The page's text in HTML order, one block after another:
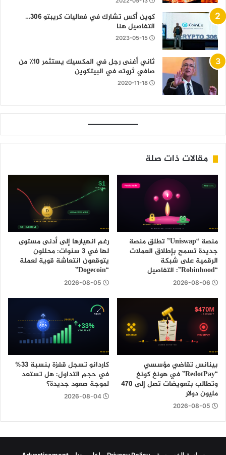
كوين أكس تشارك في فعاليات كريبتو 306…
التفاصيل هنا
2023-05-15
ثاني أغنى رجل في المكسيك يستثمر 10٪ من
صافي ثروته في البيتكوين
2020-11-18
مقالات ذات صلة
منصة “Uniswap” تطلق منصة
جديدة تسمح بإطلاق العملات
الرقمية على شبكة
“Robinhood”: التفاصيل
2026-08-06
رغم انهيارها إلى أدنى مستوى
لها في 3 سنوات: محللون
يتوقعون انتعاشة قوية لعملة
“Dogecoin”
2026-08-05
بينانس تقاضي مؤسسي
“RedotPay” في هونغ كونغ
وتطالب بتعويضات تصل إلى 470
مليون دولار
2026-08-05
كاردانو تسجل قفزة بنسبة 33%
في حجم التداول: هل تستعد
لموجة صعود جديدة؟
2026-08-04